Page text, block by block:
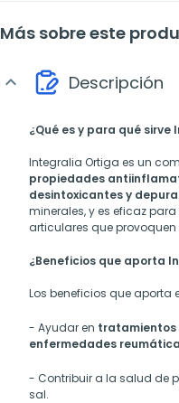
Más sobre este
expand_more Descripción
¿Qué es y para qué
Integralia Ortiga es un
propiedades
desintoxicantes y
minerales, y es eficaz
articulares que
¿Beneficios que aporta
Los beneficios que aporta
- Ayudar en tratamientos
enfermedades
- Contribuir a la salud de
sal.